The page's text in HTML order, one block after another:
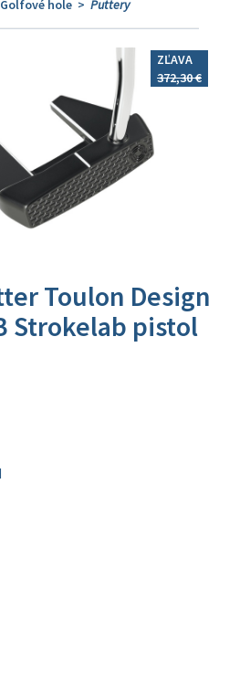
Golfové hole > Puttery
ZĽAVA
372,30 €
Toulon Design
Strokelab pistol